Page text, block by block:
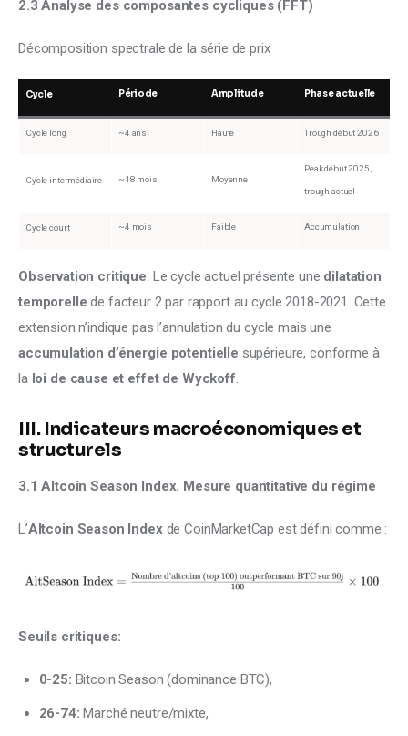
2.3 Analyse des composantes cycliques (FFT)
Décomposition spectrale de la série de prix
Cycle Période Amplitude Phase actuelle
Cycle long ~4 ans Haute Trough début 2026
Cycle intermédiaire ~18 mois Moyenne
Peak début 2025,
trough actuel
Cycle court ~4 mois Faible Accumulation
Observation critique. Le cycle actuel présente une dilatation
temporelle de facteur 2 par rapport au cycle 2018-2021. Cette
extension n’indique pas l’annulation du cycle mais une
accumulation d’énergie potentielle supérieure, conforme à
la loi de cause et effet de Wyckoff.
III. Indicateurs macroéconomiques et
structurels
3.1 Altcoin Season Index. Mesure quantitative du régime
L’Altcoin Season Index de CoinMarketCap est défini comme :
Seuils critiques:
0-25: Bitcoin Season (dominance BTC),
26-74: Marché neutre/mixte,